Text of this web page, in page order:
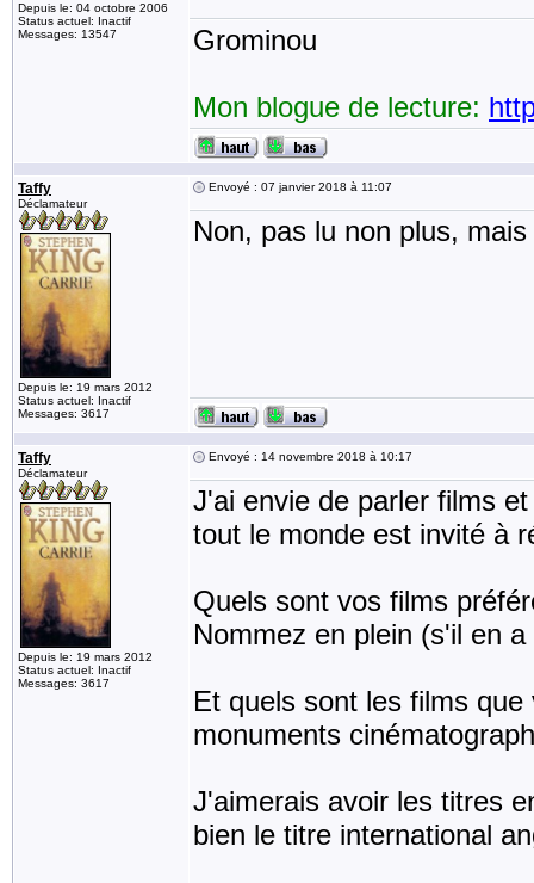
Depuis le: 04 octobre 2006
Status actuel: Inactif
Messages: 13547
Grominou
Mon blogue de lecture:
Taffy
Déclamateur
Depuis le: 19 mars 2012
Status actuel: Inactif
Messages: 3617
Envoyé : 07 janvier 2018 à 11:07
Non, pas lu non plus,
Taffy
Déclamateur
Depuis le: 19 mars 2012
Status actuel: Inactif
Messages: 3617
Envoyé : 14 novembre 2018 à 10:17
J'ai envie de parler films
tout le monde est invité à
Quels sont vos films
Nommez en plein (s'il en
Et quels sont les films
monuments
J'aimerais avoir les titres
bien le titre international